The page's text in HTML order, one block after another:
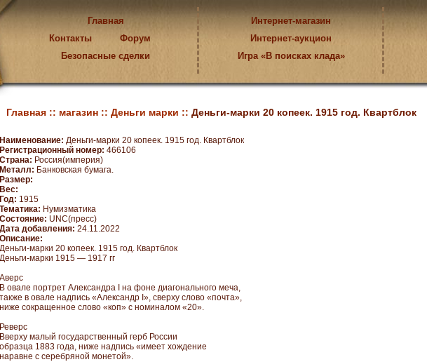
Главная
Контакты
Форум
Безопасные сделки
Интернет-магазин
Интернет-аукцион
Игра «В поисках клада»
Главная :: магазин :: Деньги марки :: Деньги-марки 20 копеек. 1915 год. Квартблок
Наименование: Деньги-марки 20 копеек. 1915 год. Квартблок
Регистрационный номер: 466106
Страна: Россия(империя)
Металл: Банковская бумага.
Размер:
Вес:
Год: 1915
Тематика: Нумизматика
Состояние: UNC(пресс)
Дата добавления: 24.11.2022
Описание:
Деньги-марки 20 копеек. 1915 год. Квартблок
Деньги-марки 1915 — 1917 гг
Аверс
В овале портрет Александра I на фоне диагонального меча,
также в овале надпись «Александр I», сверху слово «почта»,
ниже сокращенное слово «коп» с номиналом «20».
Реверс
Вверху малый государственный герб России
образца 1883 года, ниже надпись «имеет хождение
наравне с серебряной монетой».